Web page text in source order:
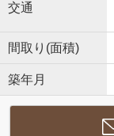
交通
間取り(面積)
築年月